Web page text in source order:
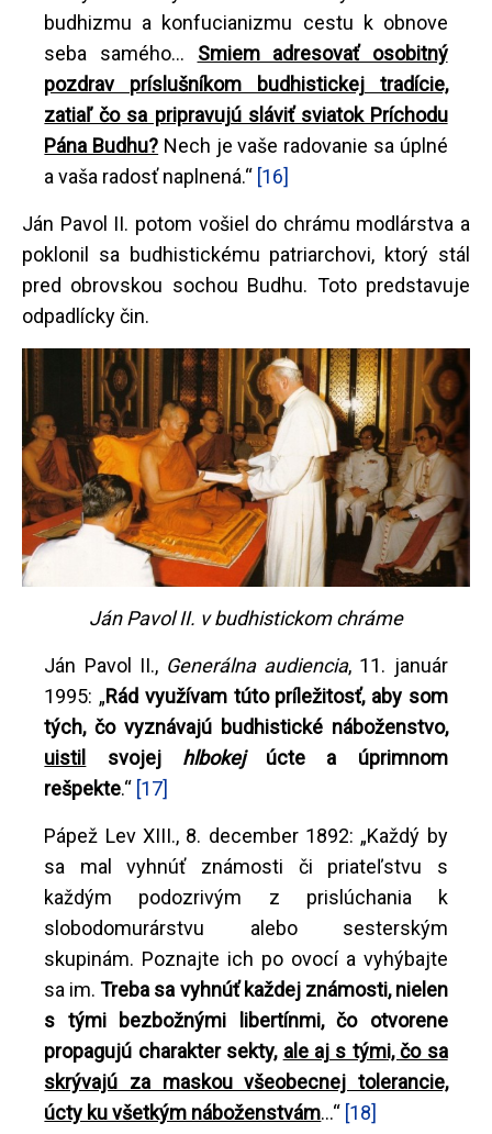
budhizmu a konfucianizmu cestu k obnove
seba samého... Smiem adresovať osobitný
pozdrav príslušníkom budhistickej tradície,
zatiaľ čo sa pripravujú sláviť sviatok Príchodu
Pána Budhu? Nech je vaše radovanie sa úplné
a vaša radosť naplnená.“ [16]
Ján Pavol II. potom vošiel do chrámu modlárstva a
poklonil sa budhistickému patriarchovi, ktorý stál
pred obrovskou sochou Budhu. Toto predstavuje
odpadlícky čin.
Ján Pavol II. v budhistickom chráme
Ján Pavol II., Generálna audiencia, 11. január
1995: „Rád využívam túto príležitosť, aby som
tých, čo vyznávajú budhistické náboženstvo,
uistil
svojej hlbokej úcte a úprimnom
rešpekte.“ [17]
Pápež Lev XIII., 8. december 1892: „Každý by
sa mal vyhnúť známosti či priateľstvu s
každým podozrivým z prislúchania k
slobodomurárstvu alebo sesterským
skupinám. Poznajte ich po ovocí a vyhýbajte
sa im.Treba sa vyhnúť každej známosti, nielen
s tými bezbožnými libertínmi, čo otvorene
propagujú charakter sekty, ale aj s tými, čo sa
skrývajú za maskou všeobecnej tolerancie,
úcty ku všetkým náboženstvám...“ [18]